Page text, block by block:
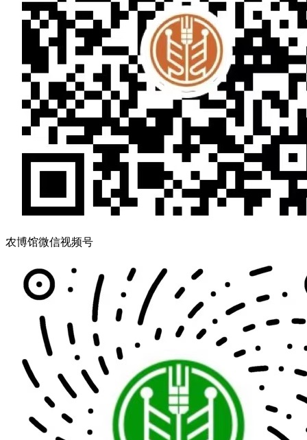
农博馆微信视频号